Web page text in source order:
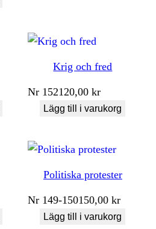
Krig och fred
Nr 152120,00kr
Lägg till i varukorg
Politiska protester
Nr 149-150150,00kr
Lägg till i varukorg